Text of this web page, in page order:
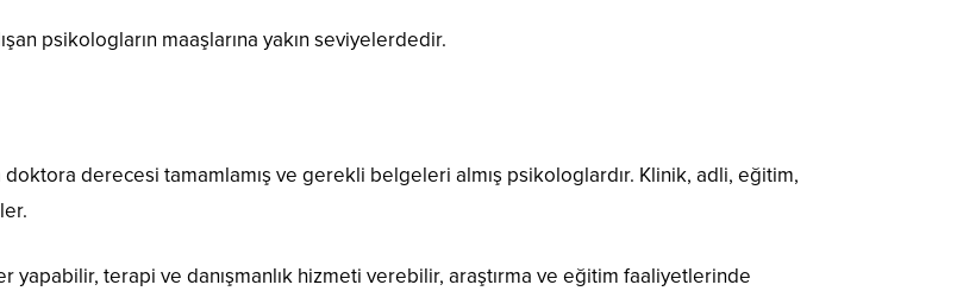
psikologların maaşlarına yakın seviyelerdedir.
derecesi tamamlamış ve gerekli belgeleri almış psikologlardır. Klinik, adli, eğitim,
terapi ve danışmanlık hizmeti verebilir, araştırma ve eğitim faaliyetlerinde